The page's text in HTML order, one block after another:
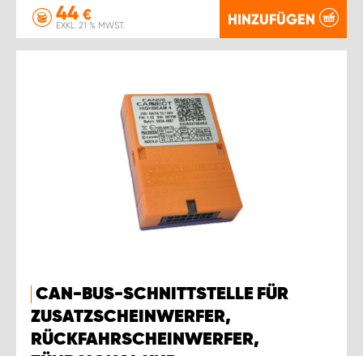
44 €
EXKL. 21 % MWST. HINZUFÜGEN
CAN-BUS-SCHNITTSTELLE FÜR
ZUSATZSCHEINWERFER,
RÜCKFAHRSCHEINWERFER,